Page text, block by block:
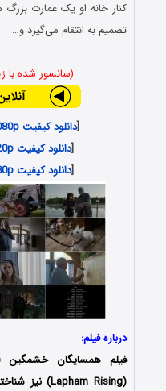
کنار خانه او یک عمارت
تصمیم به انتقام می‌گیرد و…
(سانسور شده با
[دانلود کیفیت 1080p با حجم 1.49 گیگابایت
[دانلود کیفیت 720p با حجم 722 مگابایت
[دانلود کیفیت 480p با حجم 370 مگابایت
درباره فیلم:
فیلم همسایگان خشمگین
(Lapham Rising) نیز شناخته می‌شود، یک فیلم